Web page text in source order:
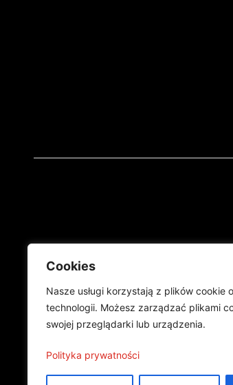
Cookies
Nasze usługi korzystają z plików cookie
technologii. Możesz zarządzać plikami
swojej przeglądarki lub urządzenia.
Polityka prywatności
Projekt